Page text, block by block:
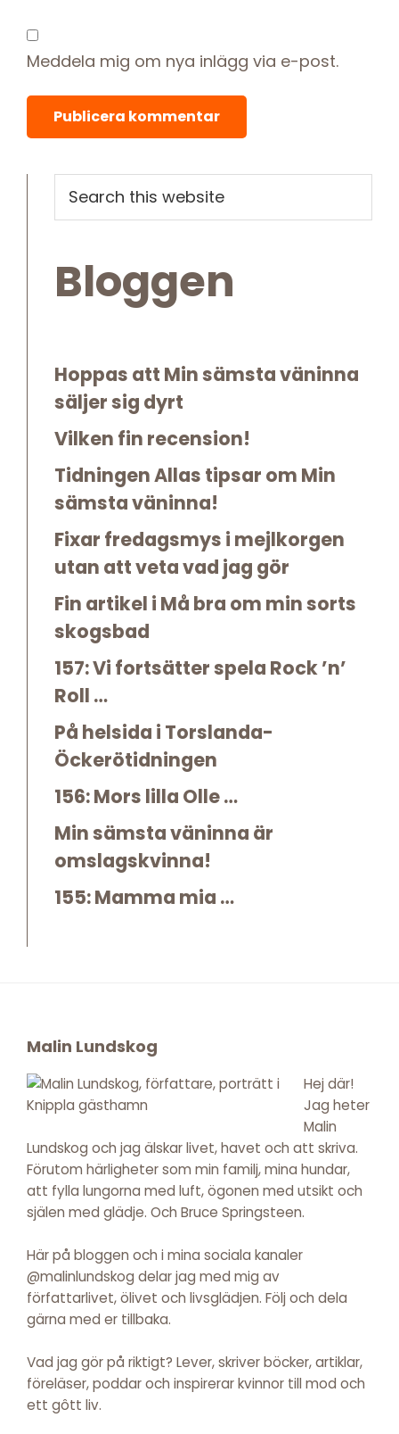
Meddela mig om nya inlägg via e-post.
Primary
Sidebar
this
website
Bloggen
Hoppas att Min sämsta väninna
säljer sig dyrt
Vilken fin recension!
Tidningen Allas tipsar om Min
sämsta väninna!
Fixar fredagsmys i mejlkorgen
utan att veta vad jag gör
Fin artikel i Må bra om min sorts
skogsbad
157: Vi fortsätter spela Rock ’n’
Roll …
På helsida i Torslanda-
Öckerötidningen
156: Mors lilla Olle …
Min sämsta väninna är
omslagskvinna!
155: Mamma mia …
Footer
Malin Lundskog
Hej där!
Jag heter
Malin
Lundskog och jag älskar livet, havet och att skriva.
Förutom härligheter som min familj, mina hundar,
att fylla lungorna med luft, ögonen med utsikt och
själen med glädje. Och Bruce Springsteen.
Här på bloggen och i mina sociala kanaler
@malinlundskog delar jag med mig av
författarlivet, ölivet och livsglädjen. Följ och dela
gärna med er tillbaka.
Vad jag gör på riktigt? Lever, skriver böcker, artiklar,
föreläser, poddar och inspirerar kvinnor till mod och
ett gôtt liv.